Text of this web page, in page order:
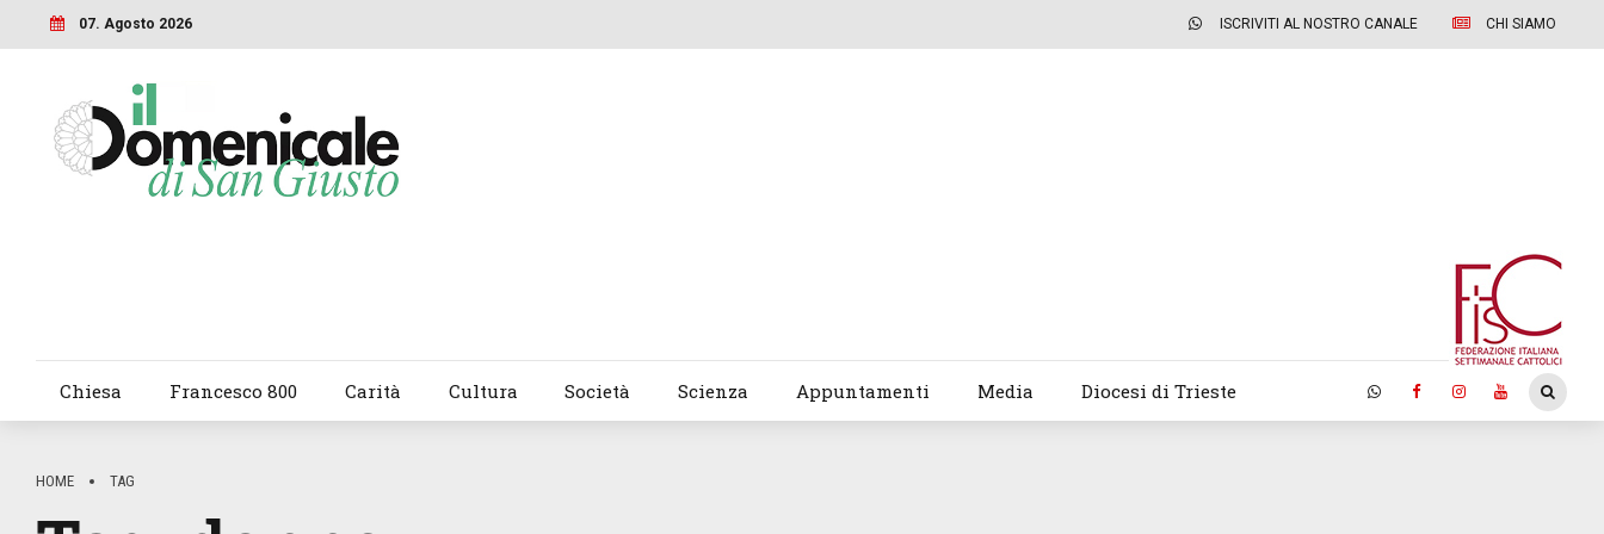
07. Agosto 2026 ISCRIVITI AL NOSTRO CANALE CHI SIAMO
Chiesa Francesco 800 Carità Cultura Società Scienza Appuntamenti Media Diocesi di Trieste
HOME TAG